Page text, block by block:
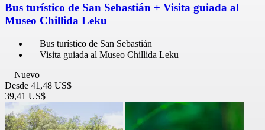
Bus turístico de San Sebastián + Visita guiada al
Museo Chillida Leku
Bus turístico de San Sebastián
Visita guiada al Museo Chillida Leku
Nuevo
Desde 41,48 US$
39,41 US$